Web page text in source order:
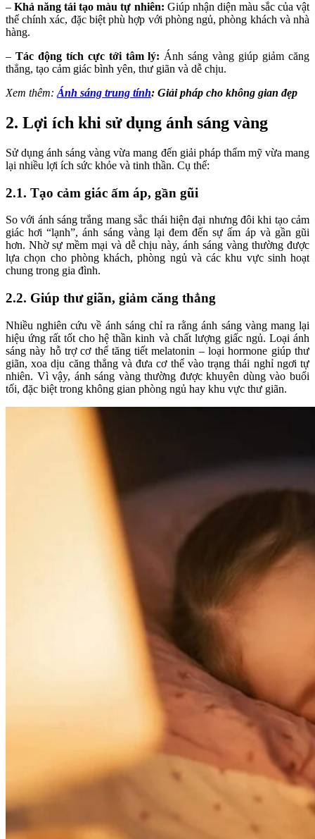
–Khả năng tái tạo màu tự nhiên: Giúp nhận diện màu sắc của vật
thể chính xác, đặc biệt phù hợp với phòng ngủ, phòng khách và nhà
hàng.
– Tác động tích cực tới tâm lý: Ánh sáng vàng giúp giảm căng
thẳng, tạo cảm giác bình yên, thư giãn và dễ chịu.
Xem thêm: Ánh sáng trung tính: Giải pháp cho không gian đẹp
2. Lợi ích khi sử dụng ánh sáng vàng
Sử dụng ánh sáng vàng vừa mang đến giải pháp thẩm mỹ vừa mang
lại nhiều lợi ích sức khỏe và tinh thần. Cụ thể:
2.1. Tạo cảm giác ấm áp, gần gũi
So với ánh sáng trắng mang sắc thái hiện đại nhưng đôi khi tạo cảm
giác hơi “lạnh”, ánh sáng vàng lại đem đến sự ấm áp và gần gũi
hơn. Nhờ sự mềm mại và dễ chịu này, ánh sáng vàng thường được
lựa chọn cho phòng khách, phòng ngủ và các khu vực sinh hoạt
chung trong gia đình.
2.2. Giúp thư giãn, giảm căng thẳng
Nhiều nghiên cứu về ánh sáng chỉ ra rằng ánh sáng vàng mang lại
hiệu ứng rất tốt cho hệ thần kinh và chất lượng giấc ngủ. Loại ánh
sáng này hỗ trợ cơ thể tăng tiết melatonin – loại hormone giúp thư
giãn, xoa dịu căng thẳng và đưa cơ thể vào trạng thái nghỉ ngơi tự
nhiên. Vì vậy, ánh sáng vàng thường được khuyên dùng vào buổi
tối, đặc biệt trong không gian phòng ngủ hay khu vực thư giãn.